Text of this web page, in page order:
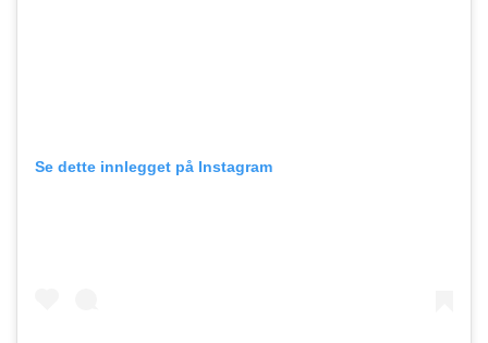
Se dette innlegget på Instagram